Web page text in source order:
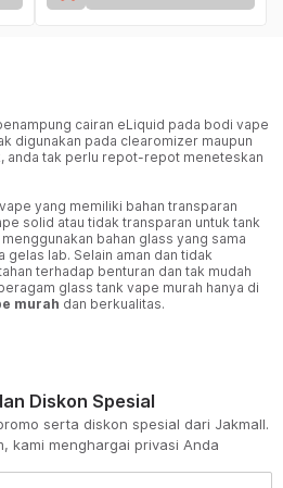
cairan eLiquid pada bodi vape
digunakan pada clearomizer maupun
anda tak perlu repot-repot meneteskan
yang memiliki bahan transparan
solid atau tidak transparan untuk tank
bahan glass yang sama
gelas lab. Selain aman dan tidak
terhadap benturan dan tak mudah
glass tank vape murah hanya di
murah dan berkualitas.
Diskon Spesial
serta diskon spesial dari Jakmall.
kami menghargai privasi Anda